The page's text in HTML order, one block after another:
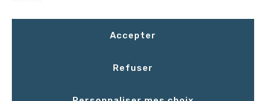
Accepter
Refuser